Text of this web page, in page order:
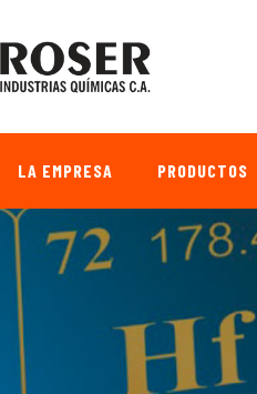
LA EMPRESA PRODUCTOS